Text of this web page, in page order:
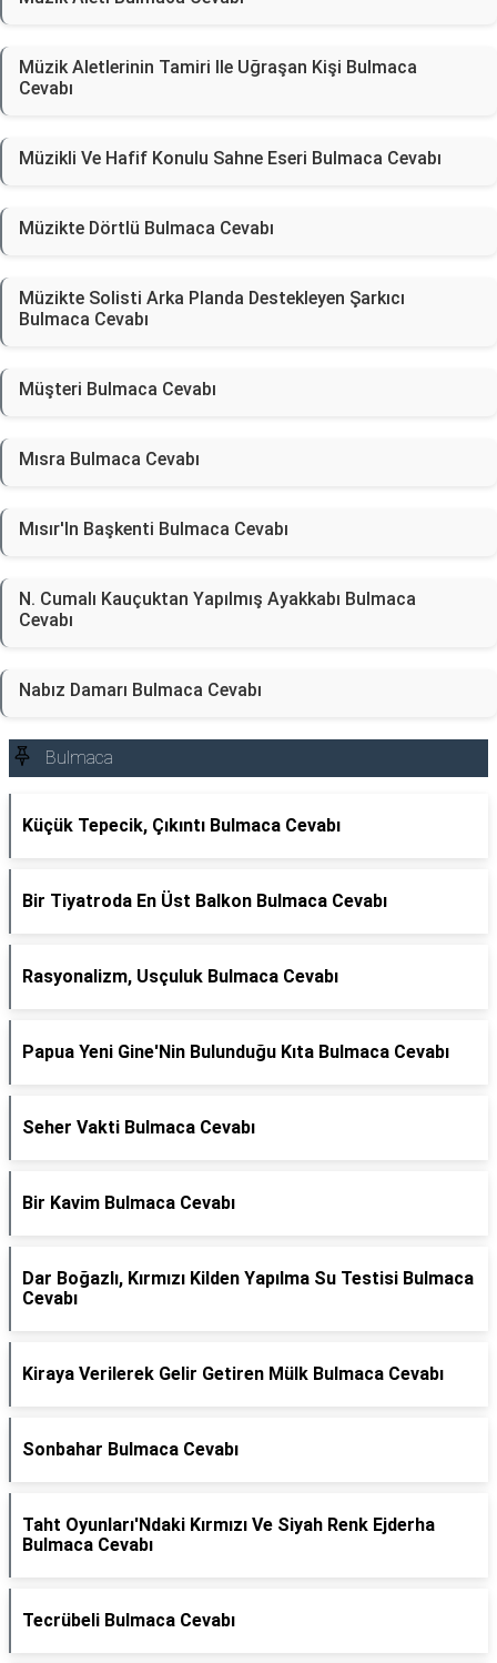
Müzik Aletlerinin Tamiri Ile Uğraşan Kişi Bulmaca
Cevabı
Müzikli Ve Hafif Konulu Sahne Eseri Bulmaca Cevabı
Müzikte Dörtlü Bulmaca Cevabı
Müzikte Solisti Arka Planda Destekleyen Şarkıcı
Bulmaca Cevabı
Müşteri Bulmaca Cevabı
Mısra Bulmaca Cevabı
Mısır'In Başkenti Bulmaca Cevabı
N. Cumalı Kauçuktan Yapılmış Ayakkabı Bulmaca
Cevabı
Nabız Damarı Bulmaca Cevabı
Bulmaca
Küçük Tepecik, Çıkıntı Bulmaca Cevabı
Bir Tiyatroda En Üst Balkon Bulmaca Cevabı
Rasyonalizm, Usçuluk Bulmaca Cevabı
Papua Yeni Gine'Nin Bulunduğu Kıta Bulmaca Cevabı
Seher Vakti Bulmaca Cevabı
Bir Kavim Bulmaca Cevabı
Dar Boğazlı, Kırmızı Kilden Yapılma Su Testisi Bulmaca
Cevabı
Kiraya Verilerek Gelir Getiren Mülk Bulmaca Cevabı
Sonbahar Bulmaca Cevabı
Taht Oyunları'Ndaki Kırmızı Ve Siyah Renk Ejderha
Bulmaca Cevabı
Tecrübeli Bulmaca Cevabı